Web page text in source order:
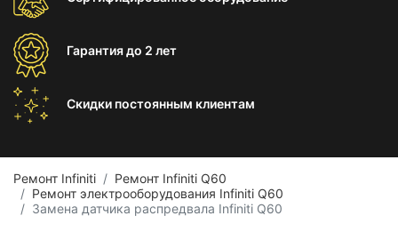
Гарантиядо 2 лет
Скидки постоянным клиентам
Ремонт Infiniti
Ремонт Infiniti Q60
Ремонт электрооборудования Infiniti Q60
Замена датчика распредвала Infiniti Q60